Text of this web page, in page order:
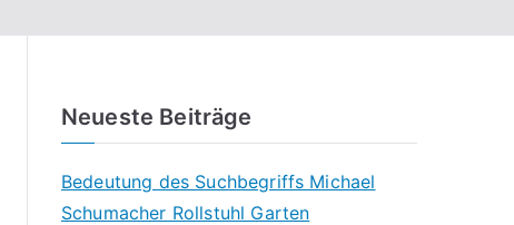
Neueste Beiträge
Bedeutung des Suchbegriffs Michael
Schumacher Rollstuhl Garten